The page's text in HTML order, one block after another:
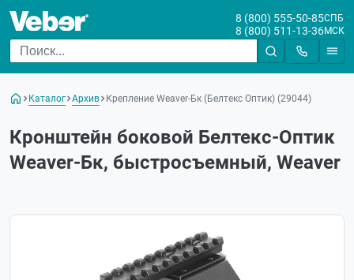
8 (800) 555-50-85СПБ
8 (800) 511-13-36МСК
Каталог Архив Крепление Weaver-Бк (Белтекс Оптик) (29044)
Кронштейн боковой Белтекс-Оптик
Weaver-Бк, быстросъемный, Weaver